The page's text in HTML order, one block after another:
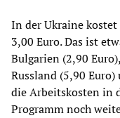
In der Ukraine
3,00 Euro. Das ist
Bulgarien (2,90
Russland (5,90
die Arbeitskosten in
Programm noch